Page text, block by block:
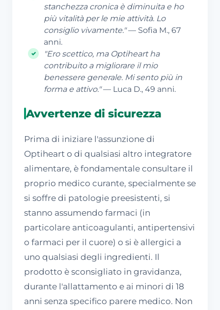
stanchezza cronica è diminuita e ho
più vitalità per le mie attività. Lo
consiglio vivamente."— Sofia M., 67
anni.
"Ero scettico, ma Optiheart ha
contribuito a migliorare il mio
benessere generale. Mi sento più in
forma e attivo."— Luca D., 49 anni.
Avvertenze di sicurezza
Prima di iniziare l'assunzione di
Optiheart o di qualsiasi altro integratore
alimentare, è fondamentale consultare il
proprio medico curante, specialmente se
si soffre di patologie preesistenti, si
stanno assumendo farmaci (in
particolare anticoagulanti, antipertensivi
o farmaci per il cuore) o si è allergici a
uno qualsiasi degli ingredienti. Il
prodotto è sconsigliato in gravidanza,
durante l'allattamento e ai minori di 18
anni senza specifico parere medico. Non